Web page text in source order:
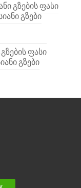
გზების ფასი
გზები
ფასი
გზები